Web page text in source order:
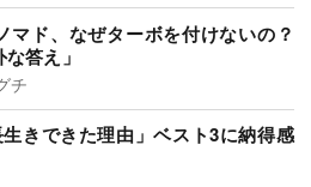
マド、なぜターボを付けないの？
答え」
チ
きできた理由」ベスト3に納得感